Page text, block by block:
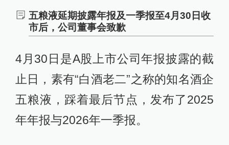
五粮液延期披露年报及一季报至4月30日收
市后，公司董事会致歉
4月30日是A股上市公司年报披露的截
止日，素有“白酒老二”之称的知名酒企
五粮液，踩着最后节点，发布了2025
年年报与2026年一季报。